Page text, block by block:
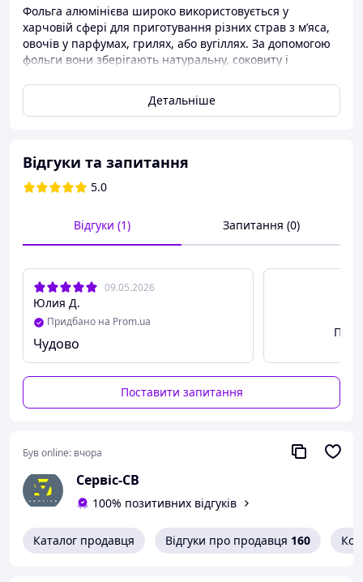
Фольга алюмінієва широко використовується у
харчовій сфері для приготування різних страв з м’яса,
овочів у парфумах, грилях, або вугіллях. За допомогою
фольги вони зберігають натуральну, соковиту і
продуктів. Якщо необхідно, з фольги можна зробити
Детальніше
Відгуки та запитання
5.0
Відгуки (1) Запитання (0)
09.05.2026
Юлия Д.
Придбано на Prom.ua
Чудово
Поставити запитання
Був online: вчора
Сервіс-СВ
100% позитивних відгуків
Каталог продавця Відгуки про продавця 160